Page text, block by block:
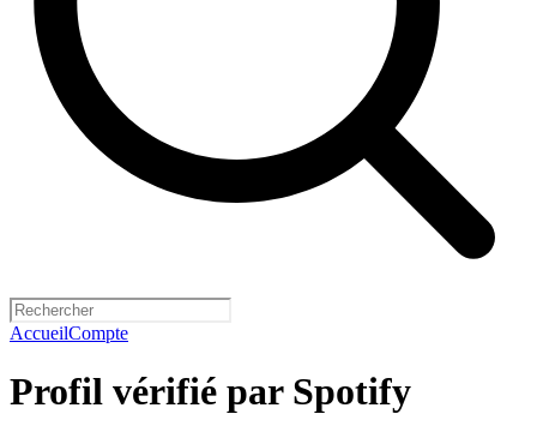
AccueilCompte
Profil vérifié par Spotify